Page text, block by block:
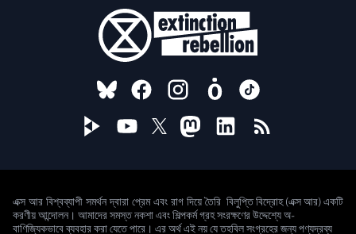
FOLLOW US ON
এক্স আর বিশ্বব্যাপী সমর্থন দ্বারা প্রেম এবং রাগ দিয়ে তৈরি বিলুপ্তি বিদ্রোহ (এক্স আর) একটি
করণীয় আন্দোলন। আমাদের সমস্ত নকশা এবং শিল্পকর্ম গ্রহ সংরক্ষণের উদ্দেশ্যে অ-
বাণিজ্যিকভাবে ব্যবহার করা যেতে পারে। এর অর্থ এই নয় যে তহবিল সংগ্রহের জন্য পণ্যদ্রব্য